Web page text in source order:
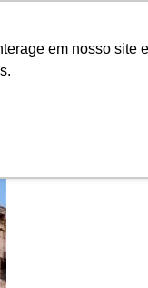
em nosso site